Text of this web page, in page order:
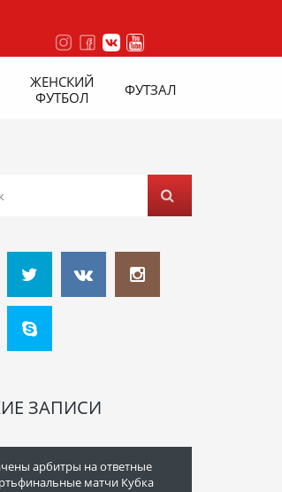
ЖЕНСКИЙ
ФУТБОЛ
ФУТЗАЛ
ЗАПИСИ
арбитры на ответные
матчи Кубка